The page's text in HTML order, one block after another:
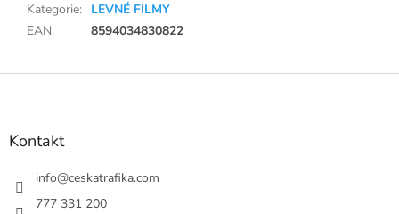
Kategorie: LEVNÉ FILMY
EAN: 8594034830822
Z
Kontakt
info@ceskatrafika.com
777 331 200